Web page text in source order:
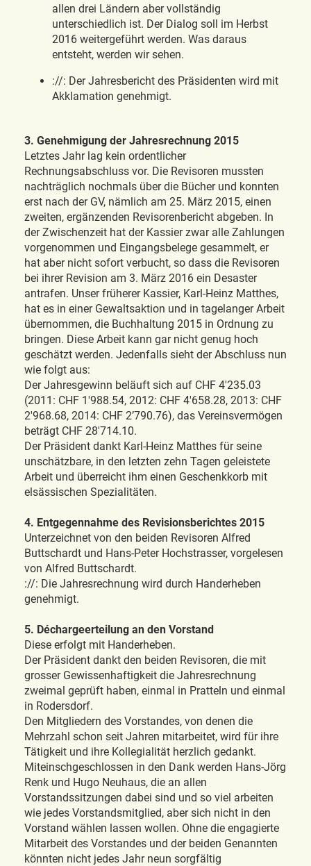
allen drei Ländern aber vollständig
unterschiedlich ist. Der Dialog soll im Herbst
2016 weitergeführt werden. Was daraus
entsteht, werden wir sehen.
://: Der Jahresbericht des Präsidenten wird mit
Akklamation genehmigt.
3. Genehmigung der Jahresrechnung 2015
Letztes Jahr lag kein ordentlicher
Rechnungsabschluss vor. Die Revisoren mussten
nachträglich nochmals über die Bücher und konnten
erst nach der GV, nämlich am 25. März 2015, einen
zweiten, ergänzenden Revisorenbericht abgeben. In
der Zwischenzeit hat der Kassier zwar alle Zahlungen
vorgenommen und Eingangsbelege gesammelt, er
hat aber nicht sofort verbucht, so dass die Revisoren
bei ihrer Revision am 3. März 2016 ein Desaster
antrafen. Unser früherer Kassier, Karl-Heinz Matthes,
hat es in einer Gewaltsaktion und in tagelanger Arbeit
übernommen, die Buchhaltung 2015 in Ordnung zu
bringen. Diese Arbeit kann gar nicht genug hoch
geschätzt werden. Jedenfalls sieht der Abschluss nun
wie folgt aus:
Der Jahresgewinn beläuft sich auf CHF 4'235.03
(2011: CHF 1'988.54, 2012: CHF 4'658.28, 2013: CHF
2'968.68, 2014: CHF 2’790.76), das Vereinsvermögen
beträgt CHF 28'714.10.
Der Präsident dankt Karl-Heinz Matthes für seine
unschätzbare, in den letzten zehn Tagen geleistete
Arbeit und überreicht ihm einen Geschenkkorb mit
elsässischen Spezialitäten.
4. Entgegennahme des Revisionsberichtes 2015
Unterzeichnet von den beiden Revisoren Alfred
Buttschardt und Hans-Peter Hochstrasser, vorgelesen
von Alfred Buttschardt.
://: Die Jahresrechnung wird durch Handerheben
genehmigt.
5. Déchargeerteilung an den Vorstand
Diese erfolgt mit Handerheben.
Der Präsident dankt den beiden Revisoren, die mit
grosser Gewissenhaftigkeit die Jahresrechnung
zweimal geprüft haben, einmal in Pratteln und einmal
in Rodersdorf.
Den Mitgliedern des Vorstandes, von denen die
Mehrzahl schon seit Jahren mitarbeitet, wird für ihre
Tätigkeit und ihre Kollegialität herzlich gedankt.
Miteinschgeschlossen in den Dank werden Hans-Jörg
Renk und Hugo Neuhaus, die an allen
Vorstandssitzungen dabei sind und so viel arbeiten
wie jedes Vorstandsmitglied, aber sich nicht in den
Vorstand wählen lassen wollen. Ohne die engagierte
Mitarbeit des Vorstandes und der beiden Genannten
könnten nicht jedes Jahr neun sorgfältig